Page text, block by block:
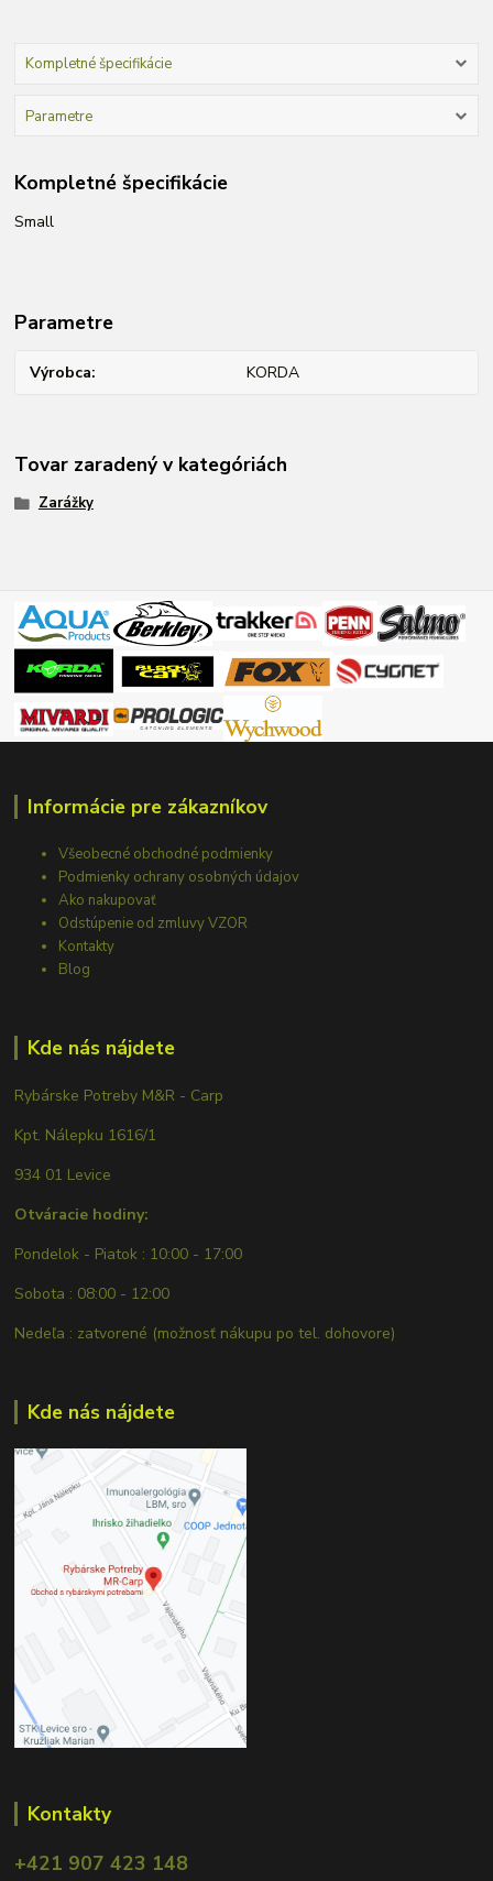
Kompletné špecifikácie
Parametre
Kompletné špecifikácie
Small
Parametre
Výrobca KORDA
Tovar zaradený v kategóriách
Zarážky
Informácie pre zákazníkov
Všeobecné obchodné podmienky
Podmienky ochrany osobných údajov
Ako nakupovať
Odstúpenie od zmluvy VZOR
Kontakty
Blog
Kde nás nájdete
Rybárske Potreby M&R - Carp
Kpt. Nálepku 1616/1
934 01 Levice
Otváracie hodiny:
Pondelok - Piatok : 10:00 - 17:00
Sobota : 08:00 - 12:00
Nedeľa : zatvorené (možnosť nákupu po tel. dohovore)
Kde nás nájdete
Kontakty
+421 907 423 148